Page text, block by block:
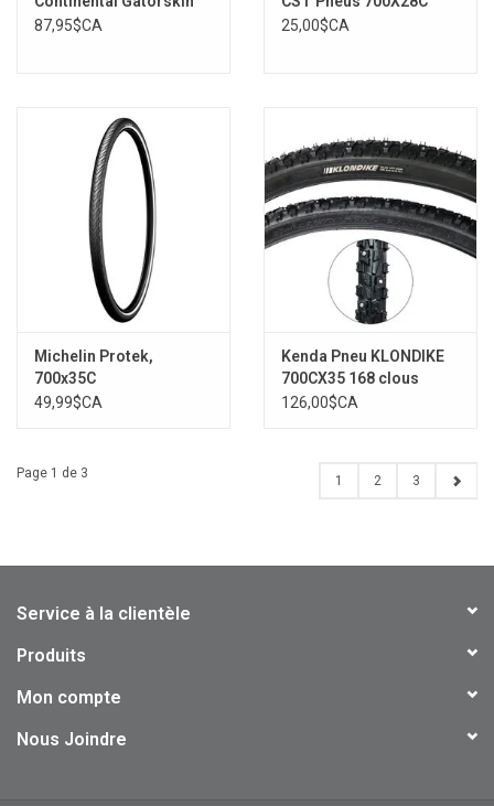
87,95$CA
25,00$CA
Michelin Protek,
700x35C
49,99$CA
Kenda Pneu KLONDIKE
700CX35 168 clous
126,00$CA
Page 1 de 3 1 2 3
Service à la clientèle
Produits
Mon compte
Nous Joindre